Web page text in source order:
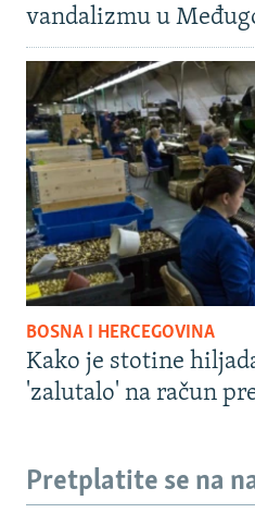
vandalizmu u
BOSNA I HERCEGOVINA
Kako je stotine
'zalutalo' na račun
Pretplatite se na